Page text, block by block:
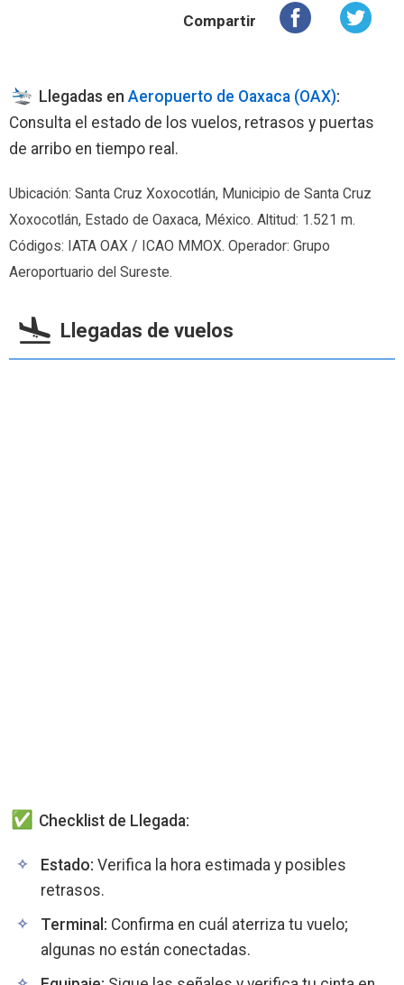
Compartir
Llegadas en Aeropuerto de Oaxaca (OAX):
Consulta el estado de los vuelos, retrasos y puertas
de arribo en tiempo real.
Ubicación: Santa Cruz Xoxocotlán, Municipio de Santa Cruz
Xoxocotlán, Estado de Oaxaca, México. Altitud: 1.521 m.
Códigos: IATA OAX / ICAO MMOX. Operador: Grupo
Aeroportuario del Sureste.
Llegadas de vuelos
Checklist de Llegada:
Estado: Verifica la hora estimada y posibles
retrasos.
Terminal: Confirma en cuál aterriza tu vuelo;
algunas no están conectadas.